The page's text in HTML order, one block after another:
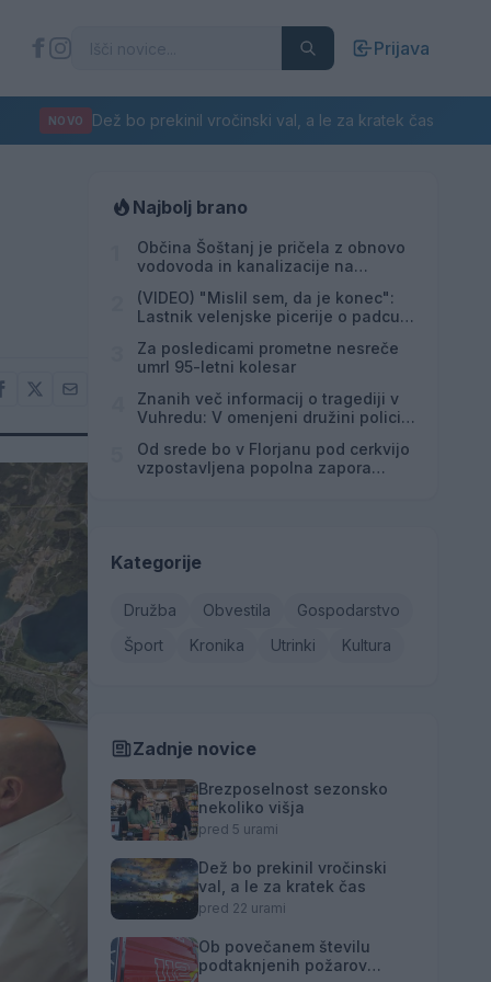
Prijava
NOVO Dež bo prekinil vročinski val, a le za kratek čas
Najbolj brano
Občina Šoštanj je pričela z obnovo
vodovoda in kanalizacije na
(VIDEO) "Mislil sem, da je konec":
Lastnik velenjske picerije o padcu s
Za posledicami prometne nesreče
umrl 95-letni kolesar
Znanih več informacij o tragediji v
Vuhredu: V omenjeni družini policija
Od srede bo v Florjanu pod cerkvijo
vzpostavljena popolna zapora
Kategorije
Družba Obvestila
Gospodarstvo
Šport
Kronika Utrinki Kultura
Zadnje novice
Brezposelnost sezonsko
nekoliko višja
pred 5 urami
Dež bo prekinil vročinski
val, a le za kratek čas
pred 22 urami
Ob povečanem številu
podtaknjenih požarov